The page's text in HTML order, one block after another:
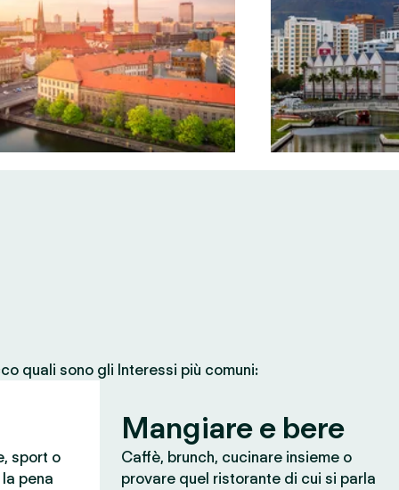
quali sono gli Interessi più comuni:
sport o
pena
Mangiare e bere
Caffè, brunch, cucinare insieme o
provare quel ristorante di cui si parla